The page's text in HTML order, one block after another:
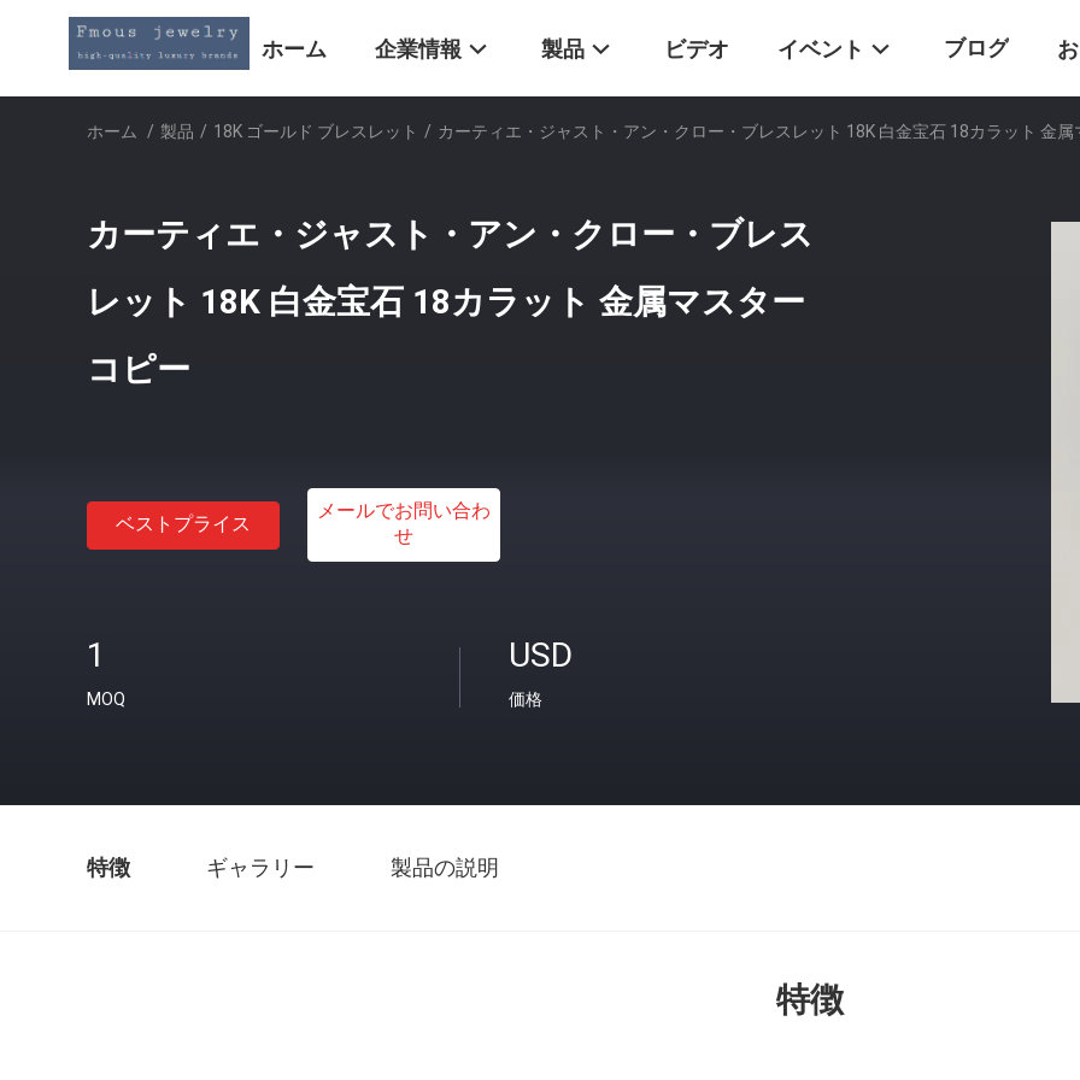
ホーム 企業情報 製品 ビデオ イベント ブログ
ホーム / 製品 / 18K ゴールド ブレスレット / カーティエ・ジャスト・アン・クロー・ブレスレット 18K 白金宝石 18カラット 金
カーティエ・ジャスト・アン・クロー・ブレス
レット 18K 白金宝石 18カラット 金属マスター
コピー
ベストプライス
メールでお問い合わ
せ
1
MOQ
USD
価格
特徴 ギャラリー 製品の説明
特徴